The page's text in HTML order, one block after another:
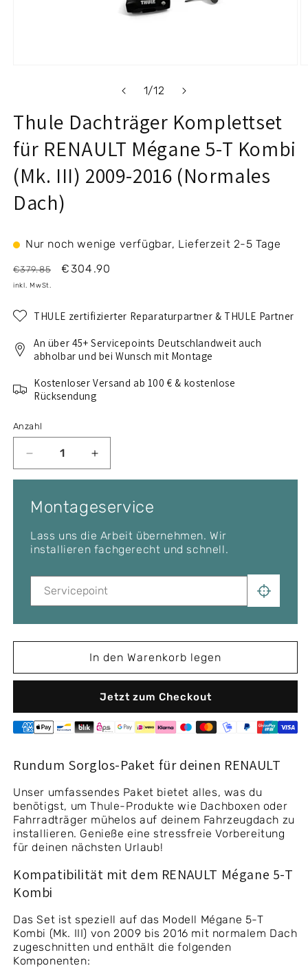
Modal
öffnen
1/von
12
Thule Dachträger Komplettset
für RENAULT Mégane 5-T Kombi
(Mk. III) 2009-2016 (Normales
Dach)
Nur noch wenige verfügbar, Lieferzeit 2-5 Tage
Normaler
Preis
€379.85 Verkaufspreis
€304.90
inkl. MwSt.
THULE zertifizierter Reparaturpartner & THULE Partner
An über 45+ Servicepoints Deutschlandweit auch
abholbar und bei Wunsch mit Montage
Kostenloser Versand ab 100 € & kostenlose
Rücksendung
Anzahl
Verringere
die
für
Thule
Komplettset
für
T
Kombi
2016
Erhöhe
die
Thule
Komplettset
für
5-
T
Kombi
2009-
2016
(Normales
Montageservice
Lass uns die Arbeit übernehmen. Wir
installieren fachgerecht und schnell.
In den Warenkorb legen
Jetzt zum Checkout
Rundum Sorglos-Paket für deinen RENAULT
Unser umfassendes Paket bietet alles, was du
benötigst, um Thule-Produkte wie Dachboxen oder
Fahrradträger mühelos auf deinem Fahrzeugdach zu
installieren. Genieße eine stressfreie Vorbereitung
für deinen nächsten Urlaub!
Kompatibilität mit dem RENAULT Mégane 5-T
Kombi
Das Set ist speziell auf das Modell Mégane 5-T
Kombi (Mk. III) von 2009 bis 2016 mit normalem Dach
zugeschnitten und enthält die folgenden
Komponenten: